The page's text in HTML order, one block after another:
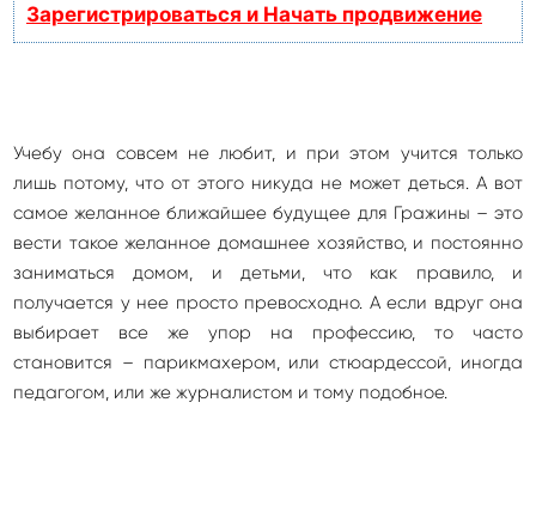
Зарегистрироваться и Начать продвижение
Учебу она совсем не любит, и при этом учится только
лишь потому, что от этого никуда не может деться. А вот
самое желанное ближайшее будущее для Гражины – это
вести такое желанное домашнее хозяйство, и постоянно
заниматься домом, и детьми, что как правило, и
получается у нее просто превосходно. А если вдруг она
выбирает все же упор на профессию, то часто
становится – парикмахером, или стюардессой, иногда
педагогом, или же журналистом и тому подобное.